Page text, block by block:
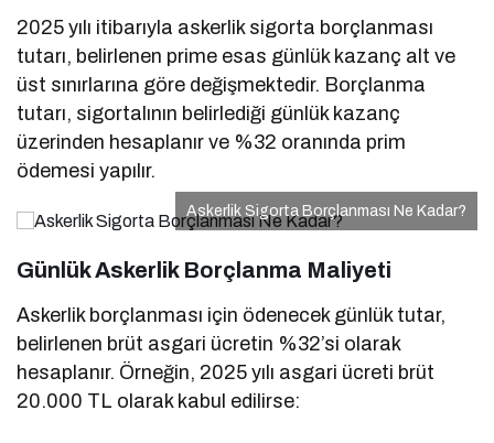
2025 yılı itibarıyla askerlik sigorta borçlanması
tutarı, belirlenen prime esas günlük kazanç alt ve
üst sınırlarına göre değişmektedir. Borçlanma
tutarı, sigortalının belirlediği günlük kazanç
üzerinden hesaplanır ve %32 oranında prim
ödemesi yapılır.
Askerlik Sigorta Borçlanması Ne Kadar?
Günlük Askerlik Borçlanma Maliyeti
Askerlik borçlanması için ödenecek günlük tutar,
belirlenen brüt asgari ücretin %32’si olarak
hesaplanır. Örneğin, 2025 yılı asgari ücreti brüt
20.000 TL olarak kabul edilirse: